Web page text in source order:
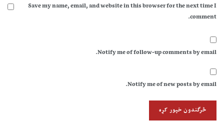
Save my name, email, and website in this browser for the next time I
comment.
Notify me of follow-up comments by email.
Notify me of new posts by email.